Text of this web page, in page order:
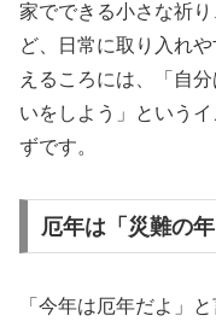
家でできる小さな祈
ど、日常に取り入れ
えるころには、「自
いをしよう」という
ずです。
厄年は「災難の
「今年は厄年だよ」